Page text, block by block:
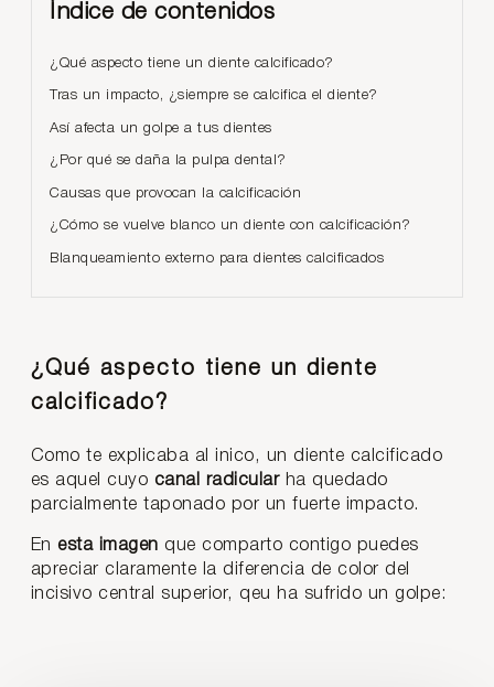
Índice de contenidos
¿Qué aspecto tiene un diente calcificado?
Tras un impacto, ¿siempre se calcifica el diente?
Así afecta un golpe a tus dientes
¿Por qué se daña la pulpa dental?
Causas que provocan la calcificación
¿Cómo se vuelve blanco un diente con calcificación?
Blanqueamiento externo para dientes calcificados
¿Qué aspecto tiene un diente
calcificado?
Como te explicaba al inico, un diente calcificado
es aquel cuyo canal radicularha quedado
parcialmente taponado por un fuerte impacto.
En esta imagen que comparto contigo puedes
apreciar claramente la diferencia de color del
incisivo central superior, qeu ha sufrido un golpe: